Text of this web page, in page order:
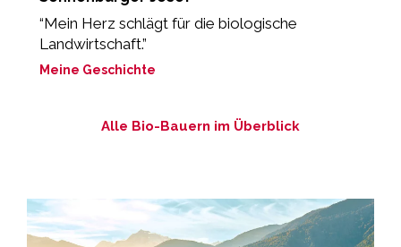
“Mein Herz schlägt für die biologische
Landwirtschaft.”
Meine Geschichte
Alle Bio-Bauern im Überblick